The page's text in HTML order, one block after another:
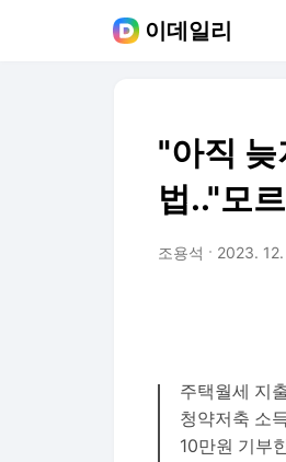
이데일리
"아직
법.."모
조용석 2023.
주택월세 지
청약저축 소
10만원 기부